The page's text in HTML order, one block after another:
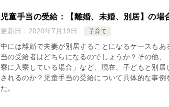
児童手当の受給：【離婚、未婚、別居】の
更新日： 2020年7月19日 子育て
中には離婚で夫妻が別居することになるケースも
当の受給者はどちらになるのでしょうか？その他
寮に入寮している場合」など、現在、子どもと別
されるのか？児童手当の受給について具体的な事例
た。